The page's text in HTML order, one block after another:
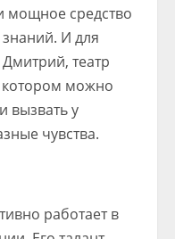
мощное средство
И для
театр
можно
вызвать у
чувства.
работает в